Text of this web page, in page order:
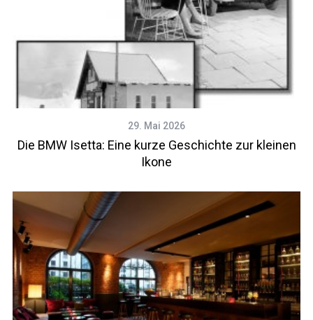
29. Mai 2026
Die BMW Isetta: Eine kurze Geschichte zur kleinen
Ikone